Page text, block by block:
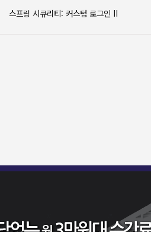
스프링 시큐리티: 커스텀 로그인 II